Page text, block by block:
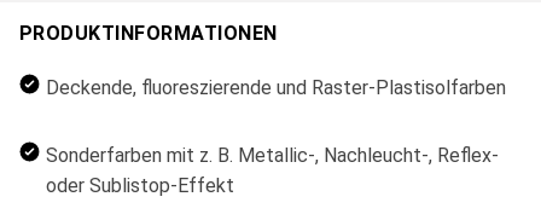
PRODUKTINFORMATIONEN
Deckende, fluoreszierende und Raster-Plastisolfarben
Sonderfarben mit z. B. Metallic-, Nachleucht-, Reflex-
oder Sublistop-Effekt